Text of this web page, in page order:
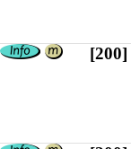
[200]